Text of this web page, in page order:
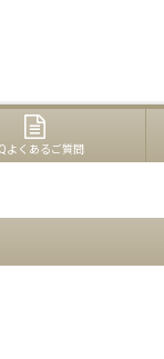
よくあるご質問